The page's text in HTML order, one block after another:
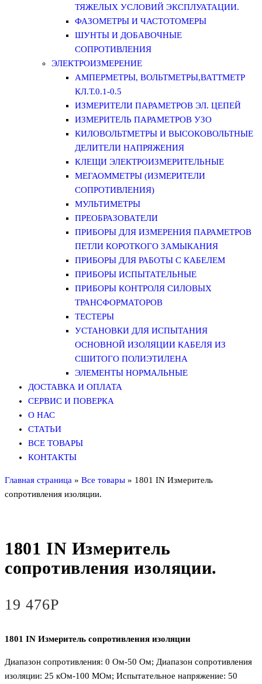
ТЯЖЕЛЫХ УСЛОВИЙ ЭКСПЛУАТАЦИИ.
ФАЗОМЕТРЫ И ЧАСТОТОМЕРЫ
ШУНТЫ И ДОБАВОЧНЫЕ
СОПРОТИВЛЕНИЯ
ЭЛЕКТРОИЗМЕРЕНИЕ
АМПЕРМЕТРЫ, ВОЛЬТМЕТРЫ,ВАТТМЕТР
КЛ.Т.0.1-0.5
ИЗМЕРИТЕЛИ ПАРАМЕТРОВ ЭЛ. ЦЕПЕЙ
ИЗМЕРИТЕЛЬ ПАРАМЕТРОВ УЗО
КИЛОВОЛЬТМЕТРЫ И ВЫСОКОВОЛЬТНЫЕ
ДЕЛИТЕЛИ НАПРЯЖЕНИЯ
КЛЕЩИ ЭЛЕКТРОИЗМЕРИТЕЛЬНЫЕ
МЕГАОММЕТРЫ (ИЗМЕРИТЕЛИ
СОПРОТИВЛЕНИЯ)
МУЛЬТИМЕТРЫ
ПРЕОБРАЗОВАТЕЛИ
ПРИБОРЫ ДЛЯ ИЗМЕРЕНИЯ ПАРАМЕТРОВ
ПЕТЛИ КОРОТКОГО ЗАМЫКАНИЯ
ПРИБОРЫ ДЛЯ РАБОТЫ С КАБЕЛЕМ
ПРИБОРЫ ИСПЫТАТЕЛЬНЫЕ
ПРИБОРЫ КОНТРОЛЯ СИЛОВЫХ
ТРАНСФОРМАТОРОВ
ТЕСТЕРЫ
УСТАНОВКИ ДЛЯ ИСПЫТАНИЯ
ОСНОВНОЙ ИЗОЛЯЦИИ КАБЕЛЯ ИЗ
СШИТОГО ПОЛИЭТИЛЕНА
ЭЛЕМЕНТЫ НОРМАЛЬНЫЕ
ДОСТАВКА И ОПЛАТА
СЕРВИС И ПОВЕРКА
О НАС
СТАТЬИ
ВСЕ ТОВАРЫ
КОНТАКТЫ
Главная страница » Все товары » 1801 IN Измеритель
сопротивления изоляции.
1801 IN Измеритель
сопротивления изоляции.
19 476Р
1801 IN Измеритель сопротивления изоляции
Диапазон сопротивления: 0 Ом-50 Ом; Диапазон сопротивления
изоляции: 25 кОм-100 МОм; Испытательное напряжение: 50